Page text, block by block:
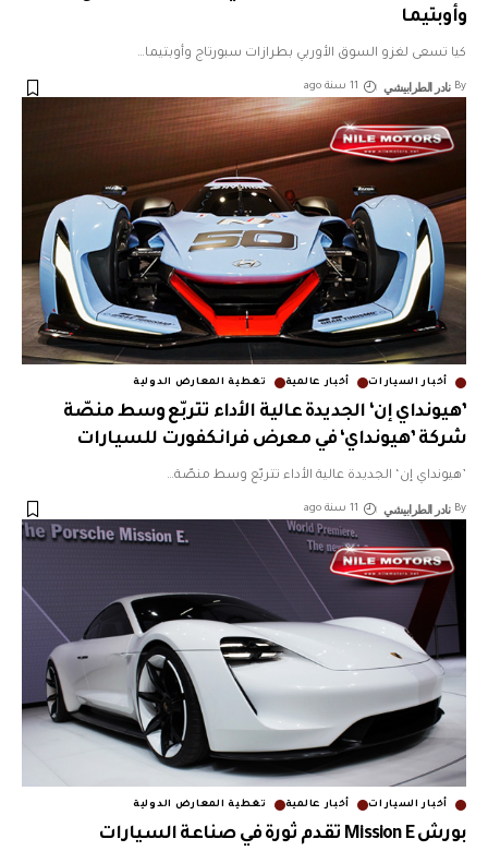
وأوبتيما
كيا تسعى لغزو السوق الأوربي بطرازات سبورتاج وأوبتيما…
By نادر الطرابيشي 11 سنة ago
أخبار السيارات أخبار عالمية تغطية المعارض الدولية
’هيونداي إن‘ الجديدة عالية الأداء تتربّع وسط منصّة
شركة ’هيونداي‘ في معرض فرانكفورت للسيارات
’هيونداي إن‘ الجديدة عالية الأداء تتربّع وسط منصّة…
By نادر الطرابيشي 11 سنة ago
أخبار السيارات أخبار عالمية تغطية المعارض الدولية
بورش Mission E تقدم ثورة في صناعة السيارات